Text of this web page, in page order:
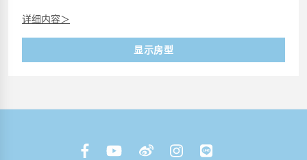
详细内容＞
显示房型